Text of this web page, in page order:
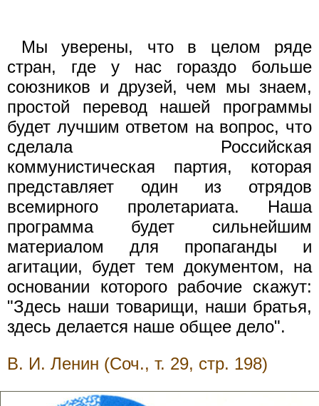
Мы уверены, что в целом ряде
стран, где у нас гораздо больше
союзников и друзей, чем мы знаем,
простой перевод нашей программы
будет лучшим ответом на вопрос, что
сделала Российская
коммунистическая партия, которая
представляет один из отрядов
всемирного пролетариата. Наша
программа будет сильнейшим
материалом для пропаганды и
агитации, будет тем документом, на
основании которого рабочие скажут:
"Здесь наши товарищи, наши братья,
здесь делается наше общее дело".
В. И. Ленин (Соч., т. 29, стр. 198)